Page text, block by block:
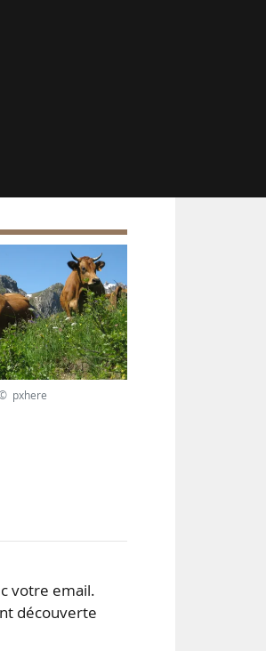
pxhere
votre email.
découverte